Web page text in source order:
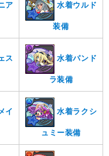
ア 水着ウルド
装備
ス 水着パンド
ラ装備
イ 水着ラクシ
ュミー装備